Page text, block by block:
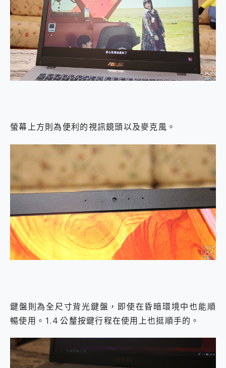
螢幕上方則為便利的視訊鏡頭以及麥克風。
鍵盤則為全尺寸背光鍵盤，即使在昏暗環境中也能順
暢使用。1.4 公釐按鍵行程在使用上也挺順手的。